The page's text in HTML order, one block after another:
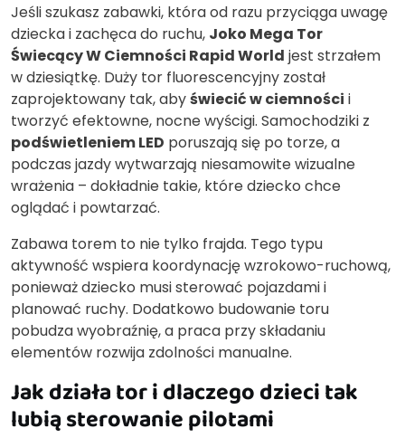
Jeśli szukasz zabawki, która od razu przyciąga uwagę
dziecka i zachęca do ruchu, Joko Mega Tor
Świecący W Ciemności Rapid World jest strzałem
w dziesiątkę. Duży tor fluorescencyjny został
zaprojektowany tak, abyświecić w ciemności i
tworzyć efektowne, nocne wyścigi. Samochodziki z
podświetleniem LED poruszają się po torze, a
podczas jazdy wytwarzają niesamowite wizualne
wrażenia – dokładnie takie, które dziecko chce
oglądać i powtarzać.
Zabawa torem to nie tylko frajda. Tego typu
aktywność wspiera koordynację wzrokowo-ruchową,
ponieważ dziecko musi sterować pojazdami i
planować ruchy. Dodatkowo budowanie toru
pobudza wyobraźnię, a praca przy składaniu
elementów rozwija zdolności manualne.
Jak działa tor i dlaczego dzieci tak
lubią sterowanie pilotami